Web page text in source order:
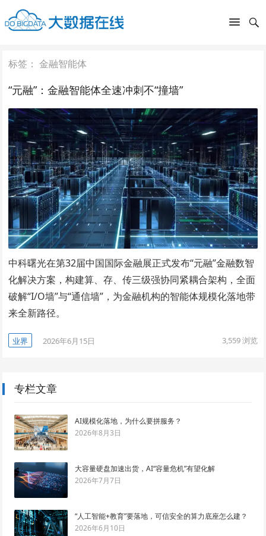
标签： 金融智能体
“元融”：金融智能体全速冲刺不“撞墙”
中科曙光在第32届中国国际金融展正式发布“元融”金融数智
化解决方案，构建算、存、传三级强协同紧耦合架构，全面
破解“I/O墙”与“通信墙”，为金融机构的智能体规模化落地带
来全新路径。
业界 2026年6月15日 3,559浏览
专栏文章
AI规模化落地，为什么要拼服务？
2026年8月3日
大容量硬盘加速出货，AI“容量危机”有望化解
2026年7月7日
“人工智能+教育”要落地，可信安全的算力底座怎么建？
2026年6月10日